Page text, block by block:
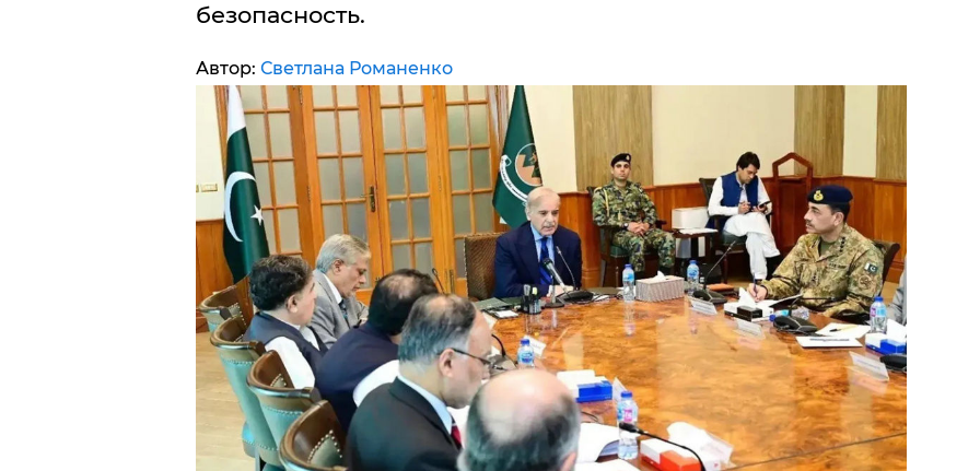
безопасность.
Автор: Светлана Романенко